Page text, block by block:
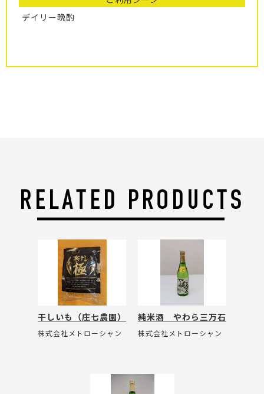
デイリー晩酌
干しいも（庄七農園）
株式会社メトローシャン
純米酒 やわら三万石
株式会社メトローシャン